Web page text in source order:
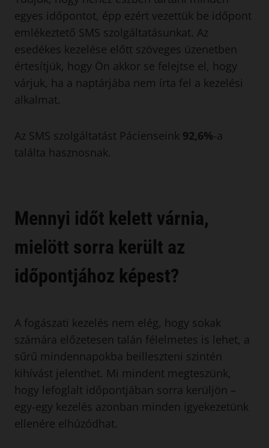
egyes időpontot, épp ezért vezettük be időpont
emlékeztető SMS szolgáltatásunkat. Az
esedékes kezelése előtt szöveges üzenetben
értesítjük, hogy Ön akkor se felejtse el, hogy
várjuk, ha a naptárjába nem írta fel a kezelési
alkalmat.
Az SMS szolgáltatást Pácienseink 92,6%-a
találta hasznosnak.
Mennyi időt kelett várnia,
mielött sorra került az
időpontjához képest?
A fogászati kezelés nem elég, hogy sokak
számára előzetesen talán félelmetes is lehet, a
sűrű mindennapokba beilleszteni szintén
kihívást jelenthet. Mi mindent megteszünk,
hogy lefoglalt időpontjában sorra kerüljön –
egy-egy kezelés azonban minden igyekezetünk
ellenére elhúzódhat.